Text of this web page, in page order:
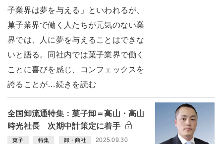
子業界は夢を与える」といわれるが、
菓子業界で働く人たちが元気のない業
界では、人に夢を与えることはできな
いと語る。同社内では菓子業界で働く
ことに喜びを感じ、コンフェックスを
誇ることが…続きを読む
全国卸流通特集：菓子卸＝高山・高山
時光社長 次期中計策定に着手
菓子 特集 卸・商社 2025.09.30